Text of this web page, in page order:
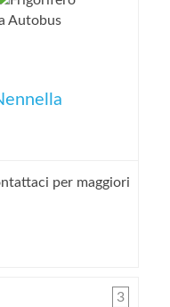
per maggiori
3